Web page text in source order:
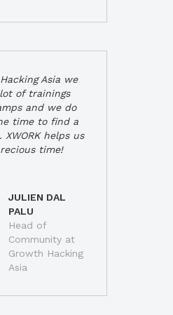
Asia we
of trainings
and we do
time to find a
XWORK helps us
time!
JULIEN DAL
PALU
Head of
Community at
Growth Hacking
Asia